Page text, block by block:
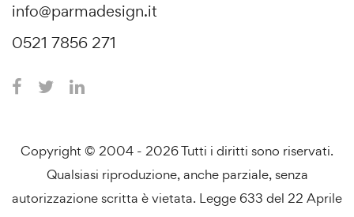
info@parmadesign.it
0521 7856 271
Copyright © 2004 - 2026 Tutti i diritti sono riservati.
Qualsiasi riproduzione, anche parziale, senza
autorizzazione scritta è vietata. Legge 633 del 22 Aprile